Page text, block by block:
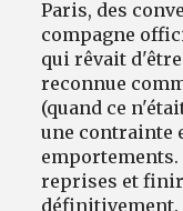
Paris, des
compagne
qui rêvait
reconnue
(quand ce
une contrainte
reprises et
définitivement.